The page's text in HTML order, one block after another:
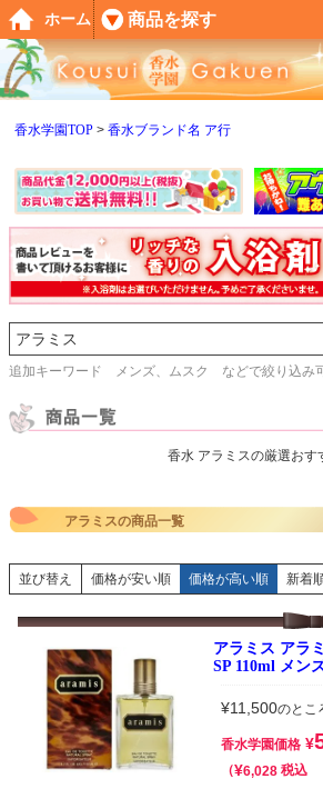
香水学園TOP 香水ブランド名 ア行
追加キーワード メンズ、ムスク などで絞り込み
香水 アラミスの厳選おす
アラミスの商品一覧
並び替え 価格が安い順 価格が高い順 新着
アラミス アラ
SP 110ml メン
¥11,500のとこ
香水学園価格 ¥
¥6,028 税込
ホーム 商品を探す